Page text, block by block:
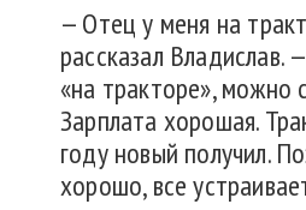
— Отец у меня на
рассказал Владислав.
«на тракторе», можно
Зарплата хорошая.
году новый получил.
хорошо, все